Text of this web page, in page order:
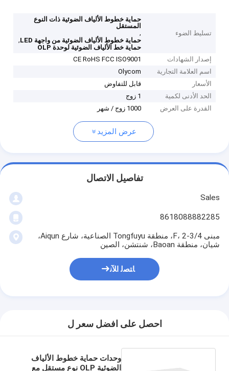
تسليط الضوء
حماية خطوط الألياف الضوئية ذات النوع
المستقل
,
حماية خطوط الألياف الضوئية من واجهة LED
,
حماية خط الألياف الضوئية لوحدة OLP
إصدار الشهادات
CE RoHS FCC ISO9001
اسم العلامة التجارية
Olycom
الأسعار
قابل للتفاوض
الحد الأدنى لكمية
1 زوج
القدرة على العرض
1000 زوج / شهر
عرض المزيد
تفاصيل الاتصال
Sales
8618088882285
مبنى 4/F، 2-3، منطقة Tongfuyu الصناعية، شارع Aiqun،
شيان، منطقة Baoan، شنتشن، الصين
ﺎﺘﺼﻟ ﺍﻶﻧ
احصل على افضل سعر ل
وحدات حماية خطوط الألياف
الضوئية OLP نوع مستقل مع